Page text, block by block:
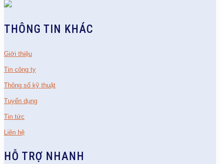
THÔNG TIN KHÁC
Giới thiệu
Tin công ty
Thông số kỹ thuật
Tuyển dụng
Tin tức
Liên hệ
HỖ TRỢ NHANH